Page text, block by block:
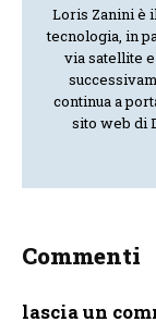
Loris Zanini è
tecnologia, in
via satellite
continua a
sito web di
Commenti
lascia un